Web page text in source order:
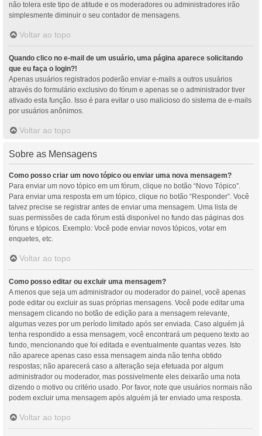
não tolera este tipo de atitude e os moderadores ou administradores irão
simplesmente diminuir o seu contador de mensagens.
Voltar ao topo
Quando clico no e-mail de um usuário, uma página aparece solicitando
que eu faça o login?!
Apenas usuários registrados poderão enviar e-mails a outros usuários
através do formulário exclusivo do fórum e apenas se o administrador tiver
ativado esta função. Isso é para evitar o uso malicioso do sistema de e-mails
por usuários anônimos.
Voltar ao topo
Sobre as Mensagens
Como posso criar um novo tópico ou enviar uma nova mensagem?
Para enviar um novo tópico em um fórum, clique no botão “Novo Tópico”.
Para enviar uma resposta em um tópico, clique no botão “Responder”. Você
talvez precise se registrar antes de enviar uma mensagem. Uma lista de
suas permissões de cada fórum está disponível no fundo das páginas dos
fóruns e tópicos. Exemplo: Você pode enviar novos tópicos, votar em
enquetes, etc.
Voltar ao topo
Como posso editar ou excluir uma mensagem?
A menos que seja um administrador ou moderador do painel, você apenas
pode editar ou excluir as suas próprias mensagens. Você pode editar uma
mensagem clicando no botão de edição para a mensagem relevante,
algumas vezes por um período limitado após ser enviada. Caso alguém já
tenha respondido a essa mensagem, você encontrará um pequeno texto ao
fundo, mencionando que foi editada e eventualmente quantas vezes. Isto
não aparece apenas caso essa mensagem ainda não tenha obtido
respostas; não aparecerá caso a alteração seja efetuada por algum
administrador ou moderador, mas possivelmente eles deixarão uma nota
dizendo o motivo ou critério usado. Por favor, note que usuários normais não
podem excluir uma mensagem após alguém já ter enviado uma resposta.
Voltar ao topo